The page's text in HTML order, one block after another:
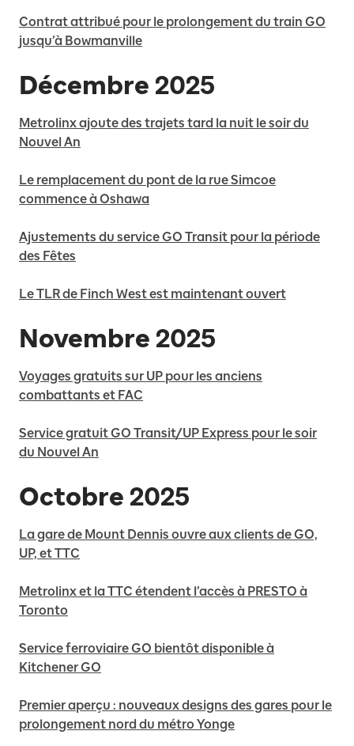
Contrat attribué pour le prolongement du train GO
jusqu’à Bowmanville
Décembre 2025
Metrolinx ajoute des trajets tard la nuit le soir du
Nouvel An
Le remplacement du pont de la rue Simcoe
commence à Oshawa
Ajustements du service GO Transit pour la période
des Fêtes
Le TLR de Finch West est maintenant ouvert
Novembre 2025
Voyages gratuits sur UP pour les anciens
combattants et FAC
Service gratuit GO Transit/UP Express pour le soir
du Nouvel An
Octobre 2025
La gare de Mount Dennis ouvre aux clients de GO,
UP, et TTC
Metrolinx et la TTC étendent l’accès à PRESTO à
Toronto
Service ferroviaire GO bientôt disponible à
Kitchener GO
Premier aperçu : nouveaux designs des gares pour le
prolongement nord du métro Yonge